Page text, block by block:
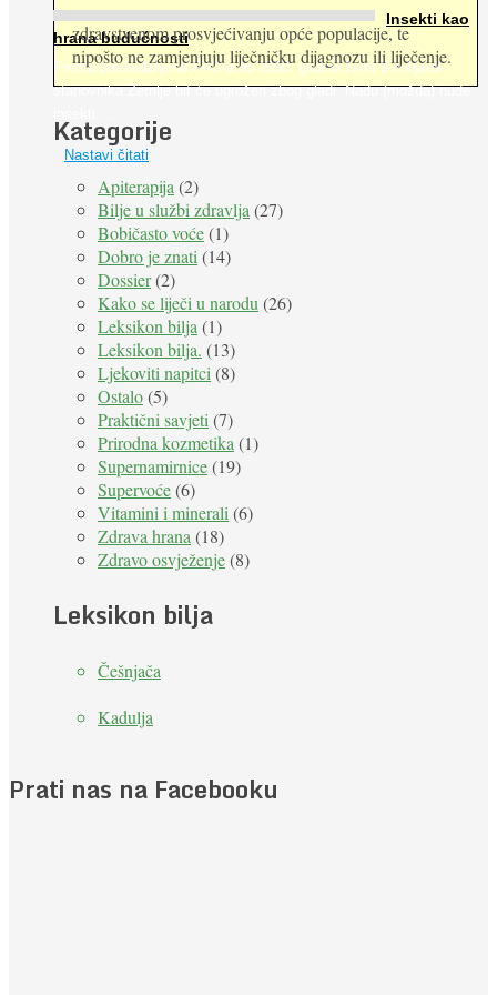
Insekti kao
hrana budućnosti
Prema predviđanjima FAO-a do 2050. godine život 9 milijardi
stanovnika Zemlje bit će ugrožen zbog gladi. Nadu (možda) nude
Nastavi čitati
zdravstvenom prosvjećivanju opće populacije, te
nipošto ne zamjenjuju liječničku dijagnozu ili liječenje.
Kategorije
Apiterapija (2)
Bilje u službi zdravlja (27)
Bobičasto voće(1)
Dobro je znati (14)
Dossier(2)
Kako se liječi u narodu (26)
Leksikon bilja (1)
Leksikon bilja. (13)
Ljekoviti napitci (8)
Ostalo(5)
Praktični savjeti (7)
Prirodna kozmetika (1)
Supernamirnice(19)
Supervoće(6)
Vitamini i minerali (6)
Zdrava hrana (18)
Zdravo osvježenje(8)
Leksikon bilja
Češnjača
Kadulja
Prati nas na Facebooku